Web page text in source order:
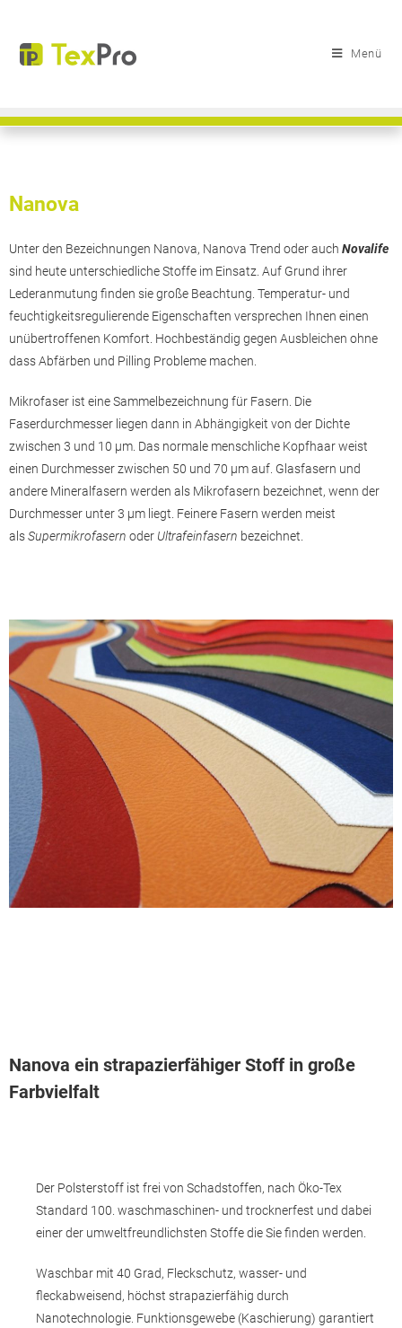
Menü
Nanova
Unter den Bezeichnungen Nanova, Nanova Trend oder auch Novalife
sind heute unterschiedliche Stoffe im Einsatz. Auf Grund ihrer
Lederanmutung finden sie große Beachtung. Temperatur- und
feuchtigkeitsregulierende Eigenschaften versprechen Ihnen einen
unübertroffenen Komfort. Hochbeständig gegen Ausbleichen ohne
dass Abfärben und Pilling Probleme machen.
Mikrofaser ist eine Sammelbezeichnung für Fasern . Die
Faserdurchmesser liegen dann in Abhängigkeit von der Dichte
zwischen 3 und 10 µm. Das normale menschliche Kopfhaarweist
einen Durchmesser zwischen 50 und 70 µm auf. Glasfasern und
andere Mineralfasern werden als Mikrofasern bezeichnet, wenn der
Durchmesser unter 3 µm liegt. Feinere Fasern werden meist
alsSupermikrofasern oder Ultrafeinfasern bezeichnet.
Nanova ein strapazierfähiger Stoff in große
Farbvielfalt
Der Polsterstoff ist frei von Schadstoffen, nach Öko-Tex
Standard 100. waschmaschinen- und trocknerfest und dabei
einer der umweltfreundlichsten Stoffe die Sie finden werden.
Waschbar mit 40 Grad, Fleckschutz, wasser- und
fleckabweisend, höchst strapazierfähig durch
Nanotechnologie. Funktionsgewebe (Kaschierung) garantiert